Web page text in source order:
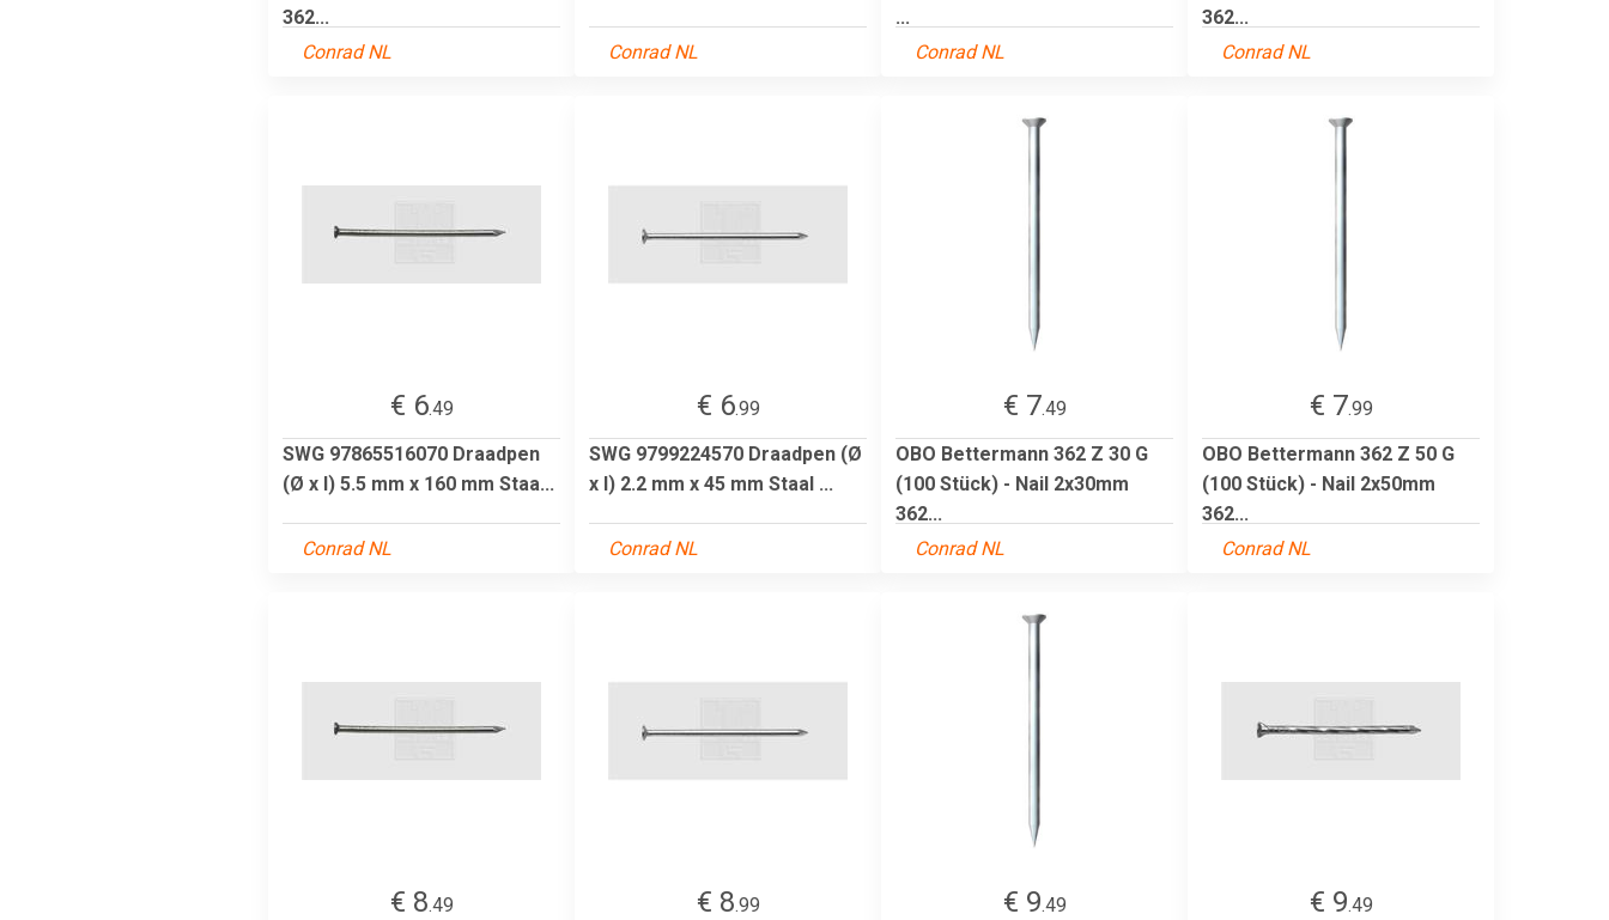
362...
Conrad NL
Conrad NL
...
Conrad NL
362...
Conrad NL
€ 6.49
SWG 97865516070 Draadpen
(Ø x l) 5.5 mm x 160 mm Staa...
Conrad NL
€ 6.99
SWG 9799224570 Draadpen (Ø
x l) 2.2 mm x 45 mm Staal ...
Conrad NL
€ 7.49
OBO Bettermann 362 Z 30 G
(100 Stück) - Nail 2x30mm
362...
Conrad NL
€ 7.99
OBO Bettermann 362 Z 50 G
(100 Stück) - Nail 2x50mm
362...
Conrad NL
€ 8.49
€ 8.99
€ 9.49
€ 9.49